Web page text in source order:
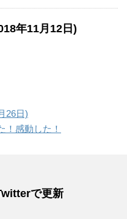
年11月12日)
26日)
！感動した！
で更新